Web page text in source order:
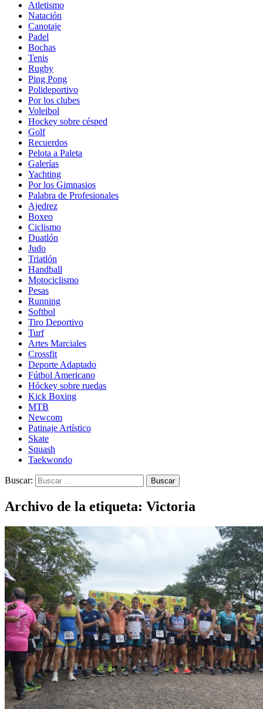
Atletismo
Natación
Canotaje
Padel
Bochas
Tenis
Rugby
Ping Pong
Polideportivo
Por los clubes
Voleibol
Hockey sobre césped
Golf
Recuerdos
Pelota a Paleta
Galerías
Yachting
Por los Gimnasios
Palabra de Profesionales
Ajedrez
Boxeo
Ciclismo
Duatlón
Judo
Triatlón
Handball
Motociclismo
Pesas
Running
Softbol
Tiro Deportivo
Turf
Artes Marciales
Crossfit
Deporte Adaptado
Fútbol Americano
Hóckey sobre ruedas
Kick Boxing
MTB
Newcom
Patinaje Artístico
Skate
Squash
Taekwondo
Buscar:
Archivo de la etiqueta: Victoria